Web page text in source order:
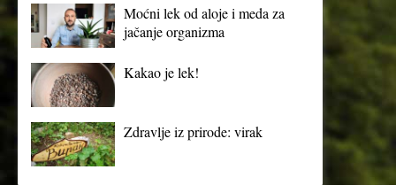
Moćni lek od aloje i meda za
jačanje organizma
Kakao je lek!
Zdravlje iz prirode: virak